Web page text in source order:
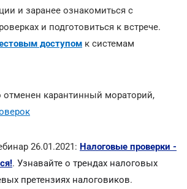
и заранее ознакомиться с
и подготовиться к встрече.
доступом к системам
отменен карантинный мораторий,
26.01.2021: Налоговые проверки -
. Узнавайте о трендах налоговых
претензиях налоговиков.